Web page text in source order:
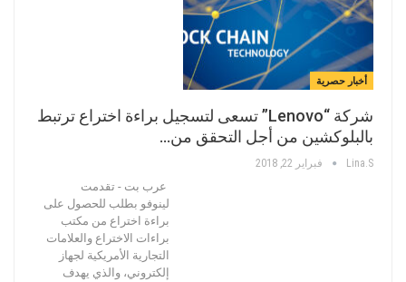
أخبار حصرية
شركة “Lenovo” تسعى لتسجيل براءة اختراع ترتبط
بالبلوكشين من أجل التحقق من…
Lina.s فبراير 22, 2018
عرب بت - تقدمت
لينوفو بطلب للحصول على
براءة اختراع من مكتب
براءات الاختراع والعلامات
التجارية الأمريكية لجهاز
إلكتروني، والذي يهدف